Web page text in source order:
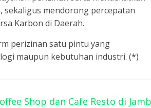
sekaligus mendorong percepatan
Karbon di Daerah.
perizinan satu pintu yang
maupun kebutuhan industri. (*)
Shop dan Cafe Resto di